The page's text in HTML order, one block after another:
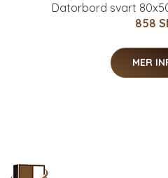
Datorbord svart
858
MER